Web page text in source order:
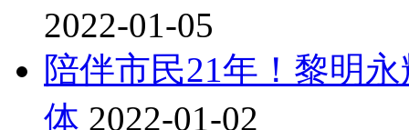
2022-01-05
陪伴市民21年！黎明
体 2022-01-02